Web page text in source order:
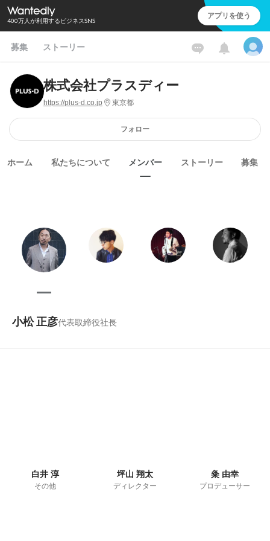
400万人が利用するビジネスSNS アプリを使う
募集 ストーリー
株式会社プラスディー
https://plus-d.co.jp 東京都
フォロー
ホーム 私たちについて メンバー ストーリー 募集
小松 正彦代表取締役社長
白井 淳
その他
坪山 翔太
ディレクター
粂 由幸
プロデューサー